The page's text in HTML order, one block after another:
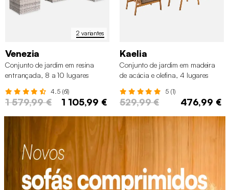
2 variantes
Venezia
Conjunto de jardim em resina
entrançada, 8 a 10 lugares
4.5 (61)
1 579,99 € 1 105,99 €
Kaelia
Conjunto de jardim em madeira
de acácia e olefina, 4 lugares
5 (1)
529,99 € 476,99 €